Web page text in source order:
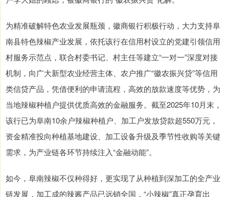
为精准破解特色农业发展瓶颈，徽商银行积极行动，大力支持阜
南县特色辣椒产业发展，依托该行在信用村设立的党建引领信用
村服务示范点，联合村委书记、村主任等建立“一对一”深度对接
机制，向广大新型农业经营主体、农户推广“徽农振兴贷”等信用
类信贷产品，凭借便利的申请流程，高效的放款速度等优势，为
当地辣椒种植户提供优质高效的金融服务。截至2025年10月末，
该行已为阜南10余户辣椒种植户、加工户发放贷款超550万元，
资金精准投向种植基地建设、加工设备升级及季节性收购等关键
需求，为产业链各环节持续注入“金融动能”。
如今，阜南辣椒不仅种得好，更实现了从种植到深加工的全产业
链发展，加工成的辣酱产品已远销全国，“小辣椒”真正孕育出